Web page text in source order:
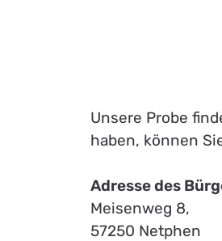
Unsere Probe
haben, können
Adresse des
Meisenweg 8,
57250 Netphen